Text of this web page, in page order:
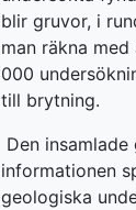
blir gruvor, i
man räkna
000
till brytning.
Den
informationen
geologiska